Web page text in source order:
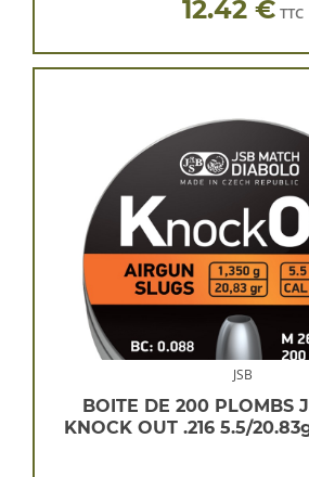
12.42 € TTC
JSB
BOITE DE 200 PLOMBS
KNOCK OUT .216 5.5/